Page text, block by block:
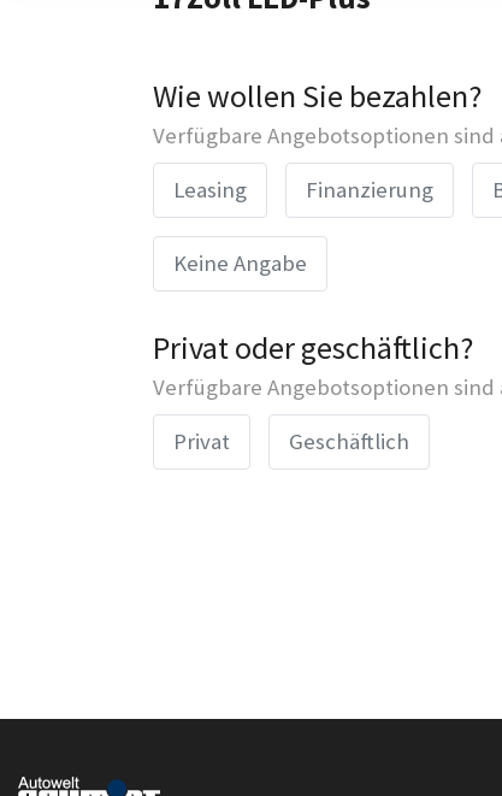
Wie wollen Sie bezahlen?
Verfügbare Angebotsoptionen sind
Leasing
Finanzierung
Keine Angabe
Privat oder geschäftlich?
Verfügbare Angebotsoptionen sind
Privat
Geschäftlich